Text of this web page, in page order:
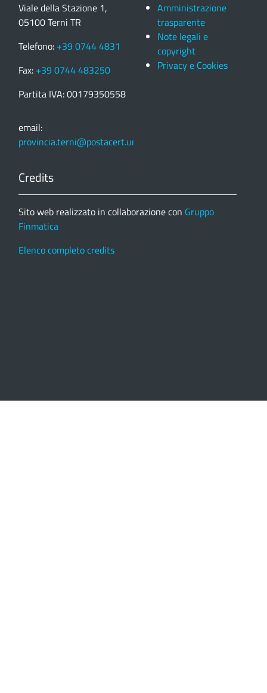
Viale della Stazione 1,
05100 Terni TR
Telefono: +39 0744 4831
Fax: +39 0744 483250
Partita IVA: 00179350558
email:
provincia.terni@postacert.umbria.it
Amministrazione
trasparente
Note legali e
copyright
Privacy e Cookies
Credits
Sito web realizzato in collaborazione con Gruppo
Finmatica
Elenco completo credits